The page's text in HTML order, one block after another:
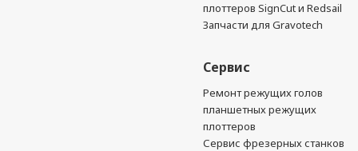
плоттеров SignCut и Redsail
Запчасти для Gravotech
Сервис
Ремонт режущих голов
планшетных режущих
плоттеров
Сервис фрезерных станков